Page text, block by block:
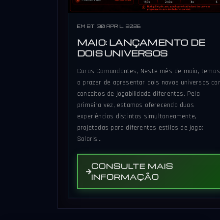
EM BT 30 APRIL 2026
MAIO: LANÇAMENTO DE
DOIS UNIVERSOS
Caros Comandantes, Neste mês de maio, temos
o prazer de apresentar dois novos universos
conceitos de jogabilidade diferentes. Pela
primeira vez, estamos oferecendo duas
experiências distintas simultaneamente,
projetadas para diferentes estilos de jogo:
Solaris…
CONSULTE MAIS
INFORMAÇÃO